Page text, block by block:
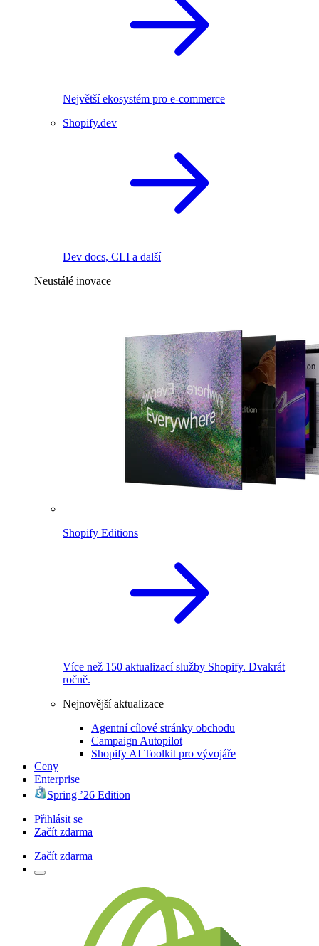
Největší ekosystém pro e-commerce
Shopify.dev
Dev docs, CLI a další
Neustálé inovace
Shopify Editions
Více než 150 aktualizací služby Shopify. Dvakrát
ročně.
Nejnovější aktualizace
Agentní cílové stránky obchodu
Campaign Autopilot
Shopify AI Toolkit pro vývojáře
Ceny
Enterprise
Spring ’26 Edition
Přihlásit se
Začít zdarma
Začít zdarma